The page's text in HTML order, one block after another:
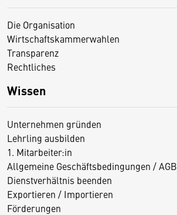
Die Organisation
Wirtschaftskammerwahlen
Transparenz
Rechtliches
Wissen
Unternehmen gründen
Lehrling ausbilden
1. Mitarbeiter:in
Allgemeine Geschäftsbedingungen / AGB
Dienstverhältnis beenden
Exportieren / Importieren
Förderungen